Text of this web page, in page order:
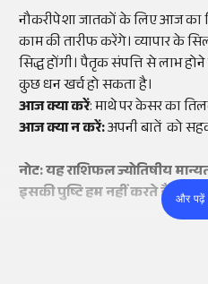
नौकरीपेशा जातकों के लिए आज
काम की तारीफ करेंगे। व्यापार के
सिद्ध होंगी। पैतृक संपत्ति से लाभ
कुछ धन खर्च हो सकता है।
आज क्या करें: माथे पर केसर का
आज क्या न करें:अपनी बातें को
नोट: यह राशिफल ज्योतिषीय
इसकी पुष्टि हम नहीं करते हैं।
और पढ़ें